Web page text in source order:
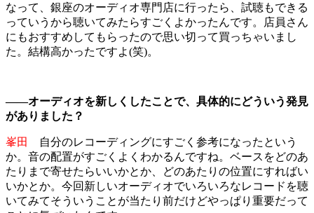
なって、銀座のオーディオ専門店に行ったら、試聴もできる
っていうから聴いてみたらすごくよかったんです。店員さん
にもおすすめしてもらったので思い切って買っちゃいまし
た。結構高かったですよ(笑)。
――オーディオを新しくしたことで、具体的にどういう発見
がありました？
峯田
自分のレコーディングにすごく参考になったという
か。音の配置がすごくよくわかるんですね。ベースをどのあ
たりまで寄せたらいいかとか、どのあたりの位置にすればい
いかとか。今回新しいオーディオでいろいろなレコードを聴
いてみてそういうことが当たり前だけどやっぱり重要だって